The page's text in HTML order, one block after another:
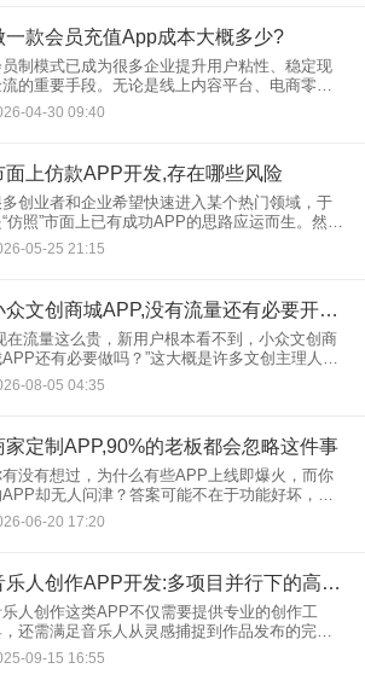
一款会员充值App成本大概多少?
制模式已成为很多企业提升用户粘性、稳定现
的重要手段。无论是线上内容平台、电商零
，还是线下的健身、美容行业，拥有一款专属的
充值App，正在成为连接用户与服务的关键入
04-30 09:40
面上仿款APP开发,存在哪些风险
创业者和企业希望快速进入某个热门领域，于
“仿照”市面上已有成功APP的思路应运而生。然
，仿款APP开发表面上是捷径，实际却暗藏多重
。如果事先不了解仿款APP存在的风险，很可
05-25 21:15
小众文创商城APP,没有流量还有必要开发吗?
在流量这么贵，新用户根本看不到，小众文创商
还有必要做吗？”这大概是许多文创主理人内
反复拉扯的问题。一边是对原创好物的炙热表
一边是冷冰冰的流量数字，卡在中间的创业者
08-05 04:35
家定制APP,90%的老板都会忽略这件事
没有想过，为什么有些APP上线即爆火，而你
APP却无人问津？答案可能不在于功能好坏，而
一个你从未注意过的细节。 做过商家定制APP
板都懂，从立项到上线，那是一路踩坑、一路
06-20 17:20
音乐人创作APP开发:多项目并行下的高效推进策略
人创作这类APP不仅需要提供专业的创作工
还需满足音乐人从灵感捕捉到作品发布的完整
求。然而，当企业同时推进多个音乐人创作APP
项目时，如何确保资源合理分配、进度有序可
09-15 16:55